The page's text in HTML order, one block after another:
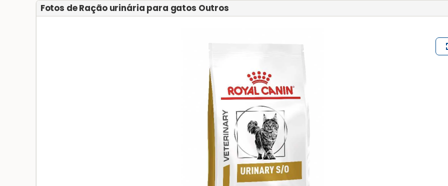
Fotos de Ração urinária para gatos Outros